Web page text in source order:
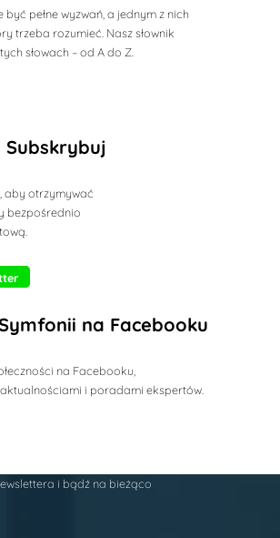
pełne wyzwań, a jednym z nich
trzeba rozumieć. Nasz słownik
słowach – od A do Z.
Subskrybuj
aby otrzymywać
bezpośrednio
na Facebooku
na Facebooku,
i poradami ekspertów.
i bądź na bieżąco